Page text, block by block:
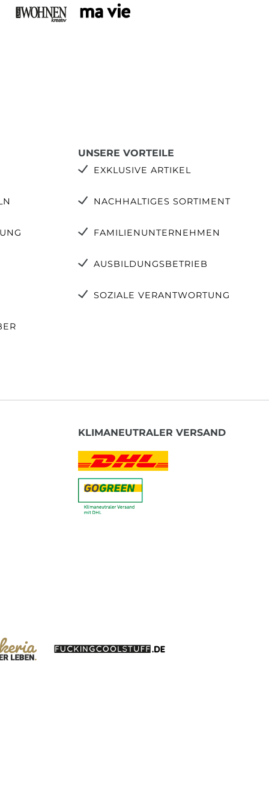
UNSERE VORTEILE
EXKLUSIVE ARTIKEL
NACHHALTIGES SORTIMENT
FAMILIENUNTERNEHMEN
AUSBILDUNGSBETRIEB
SOZIALE VERANTWORTUNG
KLIMANEUTRALER VERSAND